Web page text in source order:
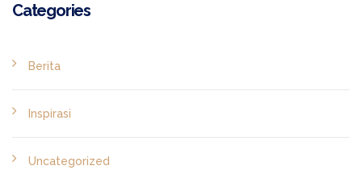
Categories
Berita
Inspirasi
Uncategorized